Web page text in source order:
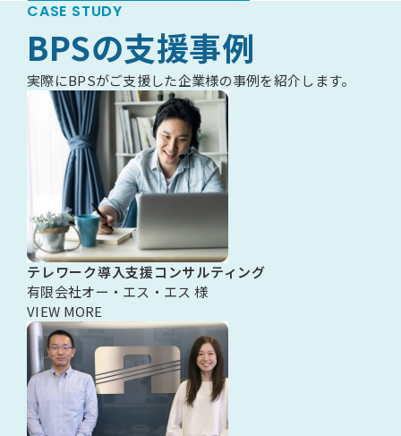
CASE STUDY
BPSの支援事例
実際にBPSがご支援した企業様の事例を紹介します。
テレワーク導入支援コンサルティング
有限会社オー・エス・エス 様
VIEW MORE